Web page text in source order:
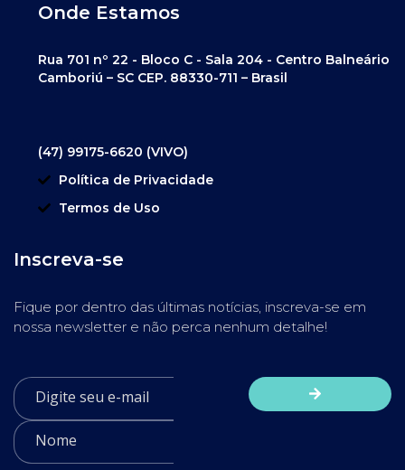
Onde Estamos
Rua 701 nº 22 - Bloco C - Sala 204 - Centro Balneário
Camboriú – SC CEP. 88330-711 – Brasil
(47) 99175-6620 (VIVO)
Política de Privacidade
Termos de Uso
Inscreva-se
Fique por dentro das últimas notícias, inscreva-se em
nossa newsletter e não perca nenhum detalhe!